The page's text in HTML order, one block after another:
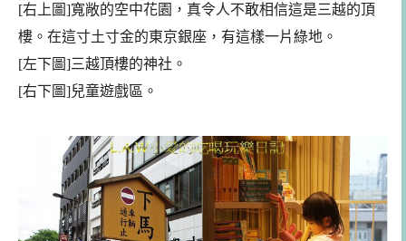
[右上圖]寬敞的空中花園，真令人不敢相信這是三越的頂
樓。在這寸土寸金的東京銀座，有這樣一片綠地。
[左下圖]三越頂樓的神社。
[右下圖]兒童遊戲區。